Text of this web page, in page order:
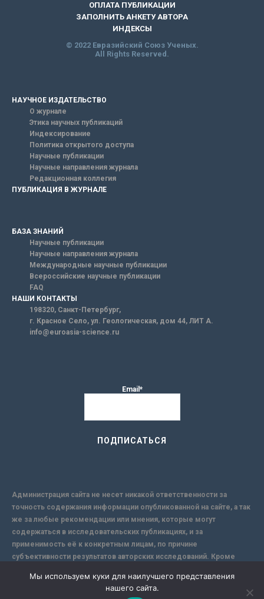
ОПЛАТА ПУБЛИКАЦИИ
ЗАПОЛНИТЬ АНКЕТУ АВТОРА
ИНДЕКСЫ
© 2022 Евразийский Союз Ученых.
All Rights Reserved.
НАУЧНОЕ ИЗДАТЕЛЬСТВО
О журнале
Этика научных публикаций
Индексирование
Политика открытого доступа
Научные публикации
Научные направления журнала
Редакционная коллегия
ПУБЛИКАЦИЯ В ЖУРНАЛЕ
БАЗА ЗНАНИЙ
Научные публикации
Научные направления журнала
Международные научные публикации
Всероссийские научные публикации
FAQ
НАШИ КОНТАКТЫ
198320, Санкт-Петербург,
г. Красное Село, ул. Геологическая, дом 44, ЛИТ А.
info@euroasia-science.ru
Email*
Администрация сайта не несет никакой ответственности за
точность содержания информации опубликованной на сайте, а так
же за любые рекомендации или мнения, которые могут
содержаться в исследовательских публикациях, и за
применимость её к конкретным лицам, по причине
субъективности результатов авторских исследований. Кроме
надежной защиты информации, Сайт не несет ответственности за
Мы используем куки для наилучшего представления
нашего сайта.